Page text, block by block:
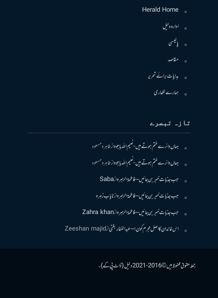
Herald Home
ادارہ دلیل
پالیسی
مقاصد
ہدایات برائے تحریر
ہمارے لکھاری
تازہ تبصرے
جہاں دائرے ختم ہوتے ہیں- نعیم اللہ باجوہازطاہرہ مسعود
جہاں دائرے ختم ہوتے ہیں- نعیم اللہ باجوہازطاہرہ مسعود
جب جذبات خبر بن جائیں – فاطمۃالزہرہازSaba
جب جذبات خبر بن جائیں – فاطمۃالزہرہازنایاب زہرہ
جب جذبات خبر بن جائیں – فاطمۃالزہرہازZahra khan
اس خاندان کا اصل مجرم کون! – عبدالغفار بگٹیازZeeshan majid
جملہ حقوق محفوظ ہیں © 2016-2021 دلیل (ڈاٹ پی کے)۔